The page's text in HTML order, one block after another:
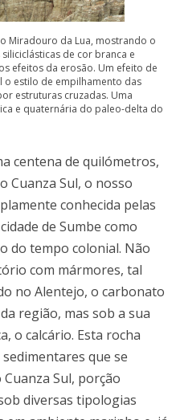
Miradouro da Lua, mostrando o
de cor branca e
efeitos da erosão. Um efeito de
estilo de empilhamento das
estruturas cruzadas. Uma
e quaternária do paleo-delta do
centena de quilómetros,
Cuanza Sul, o nosso
conhecida pelas
de Sumbe como
do tempo colonial. Não
com mármores, tal
no Alentejo, o carbonato
região, mas sob a sua
o calcário. Esta rocha
que se
Sul, porção
diversas tipologias